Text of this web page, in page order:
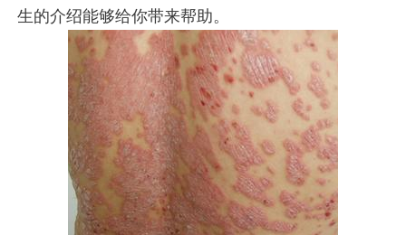
生的介绍能够给你带来帮助。